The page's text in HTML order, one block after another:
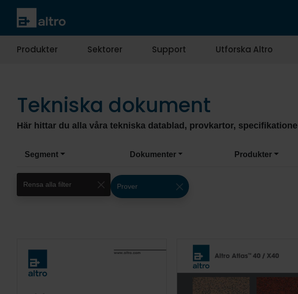
Produkter Sektorer Support Utforska Altro
Tekniska dokument
Här hittar du alla våra tekniska datablad, provkartor,
Segment Dokumenter Produkter
Rensa alla filter Prover